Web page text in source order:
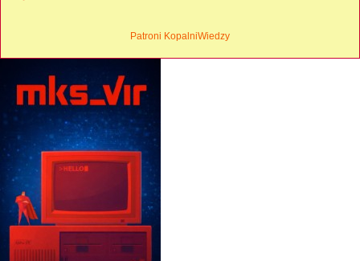
Patroni KopalniWiedzy